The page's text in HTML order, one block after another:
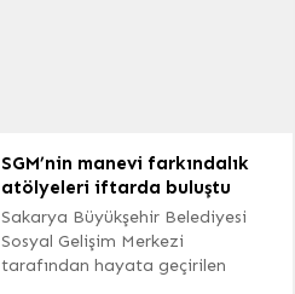
geliştirebilecekleri, bilgi...
SGM’nin manevi farkındalık
atölyeleri iftarda buluştu
Sakarya Büyükşehir Belediyesi
Sosyal Gelişim Merkezi
tarafından hayata geçirilen